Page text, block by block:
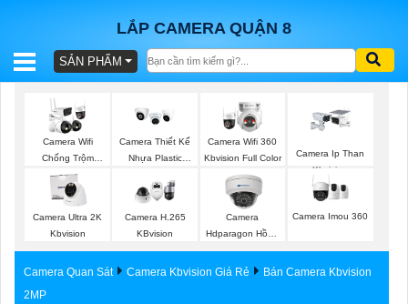
LẮP CAMERA QUẬN 8
BÁO
TRỌN
GÓI
SẢN PHẨM
Camera Wifi
Chống Trộm
Kbvision
Camera Thiết Kế
Nhựa Plastic
Camera Wifi 360
Kbvision Full Color
Camera Ip Than
Kbvision
Camera Ultra 2K
Kbvision
Camera H.265
KBvision
Camera
Hdparagon Hồng
Ngoại
Camera Imou 360
Camera Quan Sát Camera Kbvision Giá Rẻ
Bán Camera Kbvision
2MP